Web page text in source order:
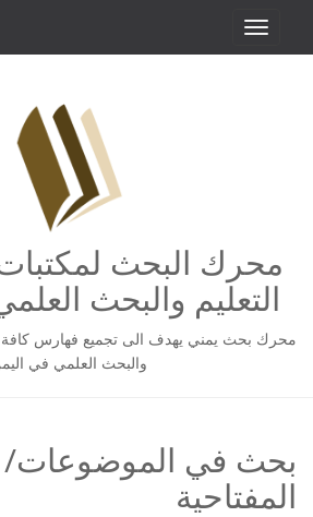
محرك البحث
التعليم والبحث
محرك بحث يمني يهدف الى تجميع فهارس كافة
والبحث العلمي في
بحث في الموضوعات/
المفتاحية